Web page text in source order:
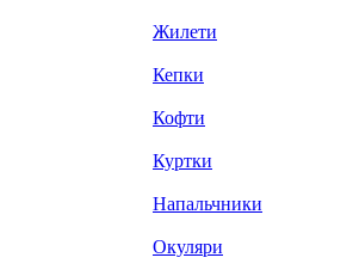
Жилети
Кепки
Кофти
Куртки
Напальчники
Окуляри